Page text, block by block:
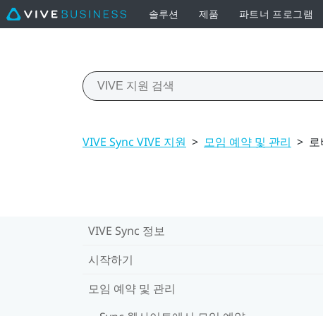
솔루션 제품 파트너 프로그램
VIVE Sync VIVE 지원 > 모임 예약 및 관리 >
VIVE Sync 정보
시작하기
모임 예약 및 관리